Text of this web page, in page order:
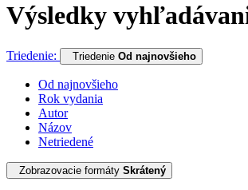
Výsledky
Triedenie: Triedenie Od najnovšieho
Od najnovšieho
Rok vydania
Autor
Názov
Netriedené
Zobrazovacie formáty Skrátený